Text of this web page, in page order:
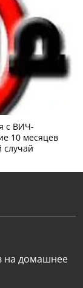
с ВИЧ-
10 месяцев
случай
на домашнее